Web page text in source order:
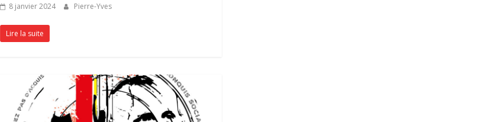
8 janvier 2024 Pierre-Yves
Lire la suite